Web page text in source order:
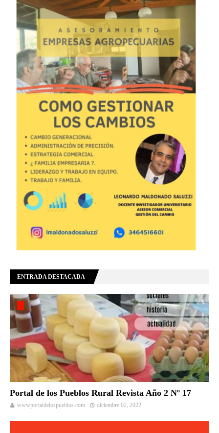
ENTRADA DESTACADA
Portal de los Pueblos Rural Revista Año 2 Nº 17
wwwportaldelospueblos.com diciembre 02, 2022